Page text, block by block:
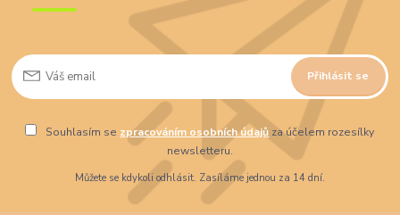
Přihlásit se
Souhlasím se zpracováním osobních údajů za účelem rozesílky
newsletteru.
Můžete se kdykoli odhlásit. Zasíláme jednou za 14 dní.